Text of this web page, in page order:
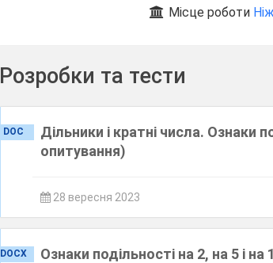
Місце роботи
Розробки та тести
DOC
Дільники і кратні числа. Ознаки
опитування)
28 вересня 2023
DOCX Ознаки подільності на 2, на 5 і на